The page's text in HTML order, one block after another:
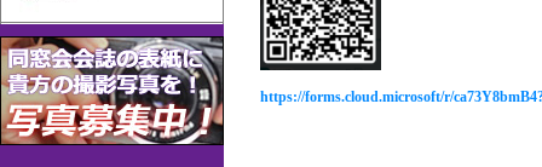
https://forms.cloud.microsoft/r/